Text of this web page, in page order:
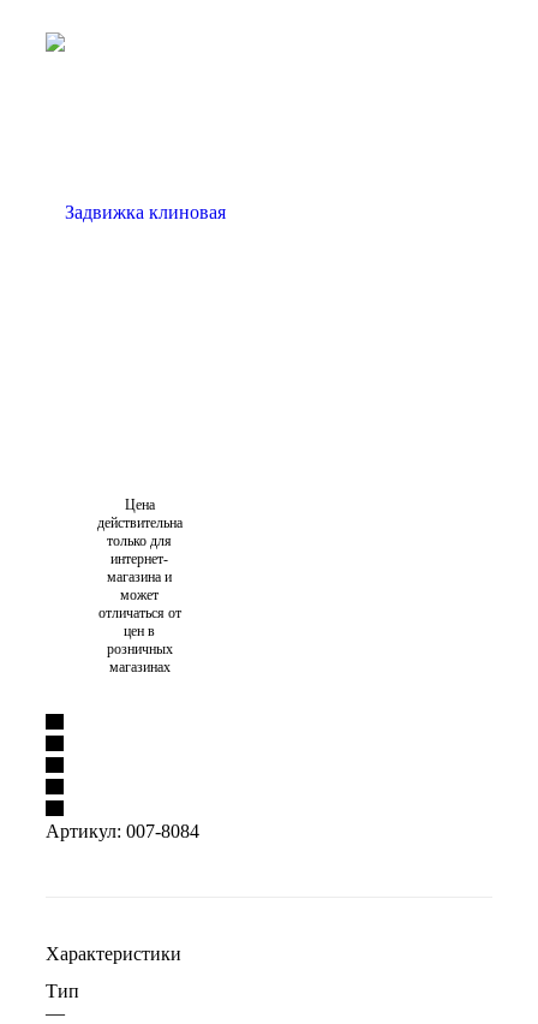
Цена
действительна
только для
интернет-
магазина и
может
отличаться от
цен в
розничных
магазинах
Артикул: 007-8084
Характеристики
Тип
—